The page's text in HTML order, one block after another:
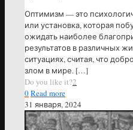
Оптимизм — это
или установка, которая
ожидать наиболее
результатов в различных
ситуациях, считая, что
злом в мире. […]
Do you like it?2
0Read more
31 января, 2024